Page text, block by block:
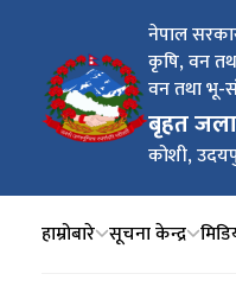
नेपाल
कृषि, वन
वन तथा भू-
बृहत
कोशी,
हाम्रोबारे सूचना केन्द्र